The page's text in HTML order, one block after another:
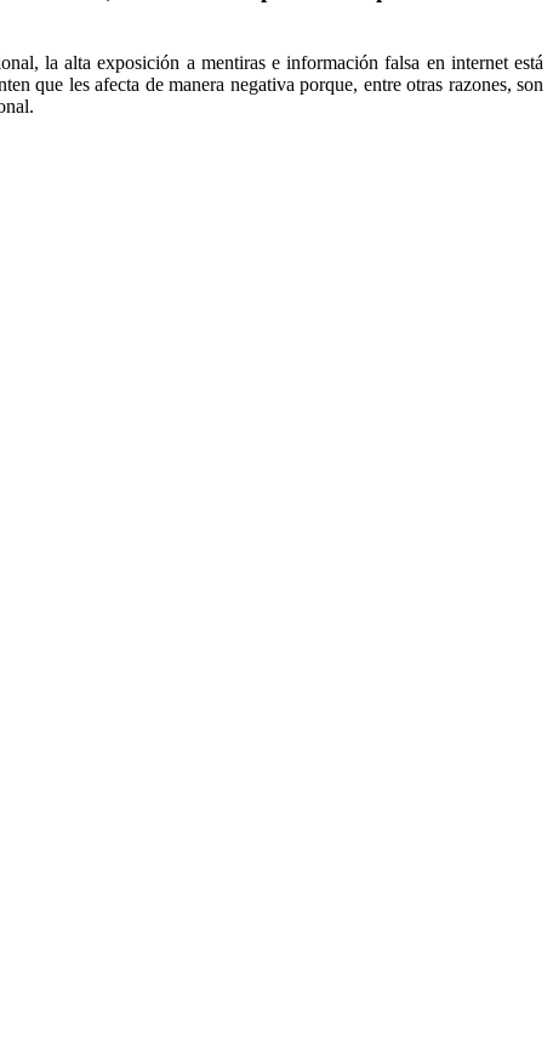
la alta exposición a mentiras e información falsa en internet está
que les afecta de manera negativa porque, entre otras razones, son